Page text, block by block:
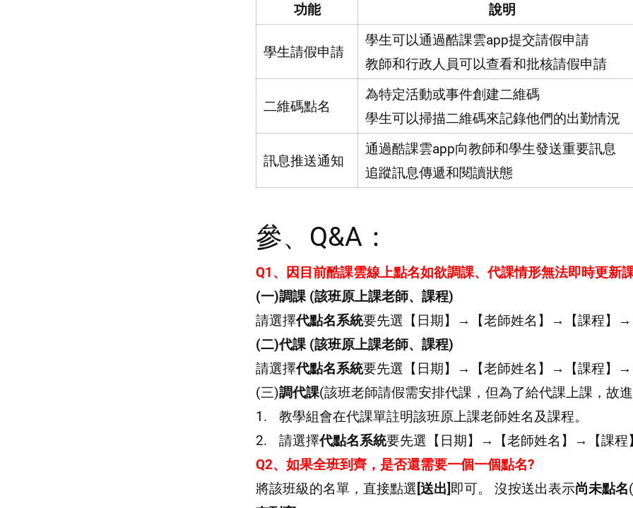
功能 說明
學生請假申請
學生可以通過酷課雲app提交請假申請
教師和行政人員可以查看和批核請假申請
二維碼點名
為特定活動或事件創建二維碼
學生可以掃描二維碼來記錄他們的出勤情況
訊息推送通知
通過酷課雲app向教師和學生發送重要訊息
追蹤訊息傳遞和閱讀狀態
參、Q&A：
Q1、因目前酷課雲線上點名如欲調課、代課情形無法即時更新
(一)調課 (該班原上課老師、課程)
請選擇代點名系統要先選【日期】→【老師姓名】→【課程】→
(二)代課 (該班原上課老師、課程)
請選擇代點名系統要先選【日期】→【老師姓名】→【課程】→
(三)調代課(該班老師請假需安排代課，但為了給代課上課，故
教學組會在代課單註明該班原上課老師姓名及課程。
請選擇代點名系統要先選【日期】→【老師姓名】→【課
Q2、如果全班到齊，是否還需要一個一個點名?
將該班級的名單，直接點選 [送出]即可。 沒按送出表示尚未點名